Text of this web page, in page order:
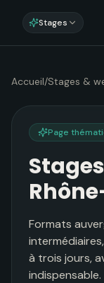
Stages
Accueil/Stages &
Page
Formats
à trois jours,
indispensable.